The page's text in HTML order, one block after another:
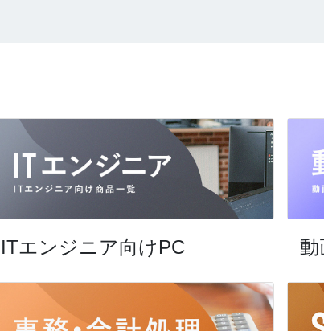
ITエンジニア向けPC 動